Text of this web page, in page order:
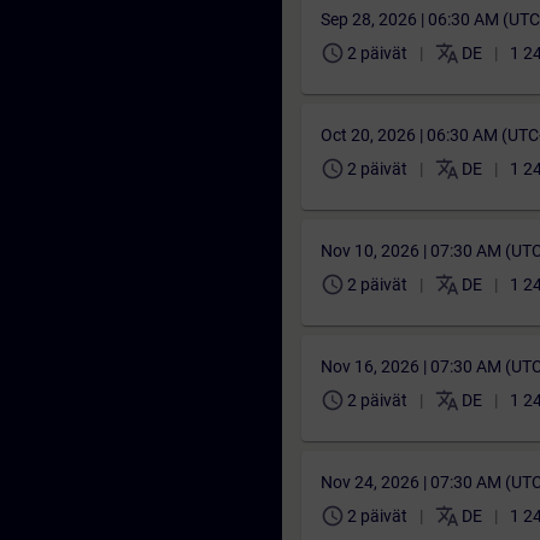
Sep 28, 2026 | 06:30 AM
schedule 2 päivät translate DE 1
Oct 20, 2026 | 06:30 AM
schedule 2 päivät translate DE 1
Nov 10, 2026 | 07:30 AM
schedule 2 päivät translate DE 1
Nov 16, 2026 | 07:30 AM
schedule 2 päivät translate DE 1
Nov 24, 2026 | 07:30 AM
schedule 2 päivät translate DE 1